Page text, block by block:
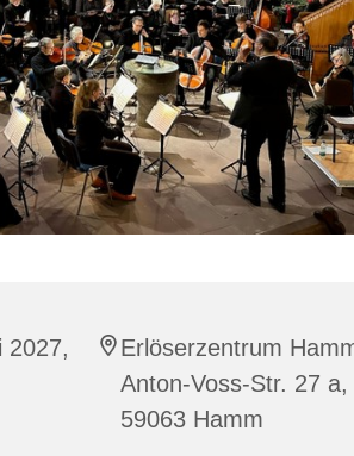
2027,
Erlöserzentrum
Anton-Voss-Str. 27 a,
59063 Hamm